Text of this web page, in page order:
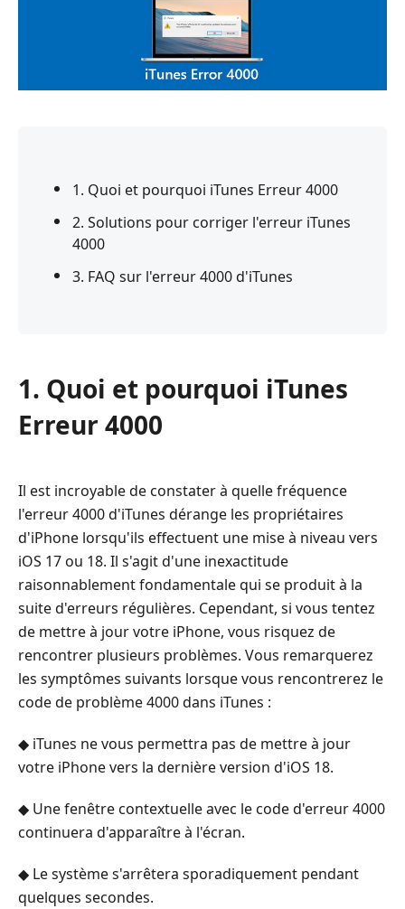
1. Quoi et pourquoi iTunes Erreur 4000
2. Solutions pour corriger l'erreur iTunes
4000
3. FAQ sur l'erreur 4000 d'iTunes
1. Quoi et pourquoi iTunes
Erreur 4000
Il est incroyable de constater à quelle fréquence
l'erreur 4000 d'iTunes dérange les propriétaires
d'iPhone lorsqu'ils effectuent une mise à niveau vers
iOS 17 ou 18. Il s'agit d'une inexactitude
raisonnablement fondamentale qui se produit à la
suite d'erreurs régulières. Cependant, si vous tentez
de mettre à jour votre iPhone, vous risquez de
rencontrer plusieurs problèmes. Vous remarquerez
les symptômes suivants lorsque vous rencontrerez le
code de problème 4000 dans iTunes :
◆ iTunes ne vous permettra pas de mettre à jour
votre iPhone vers la dernière version d'iOS 18.
◆ Une fenêtre contextuelle avec le code d'erreur 4000
continuera d'apparaître à l'écran.
◆ Le système s'arrêtera sporadiquement pendant
quelques secondes.